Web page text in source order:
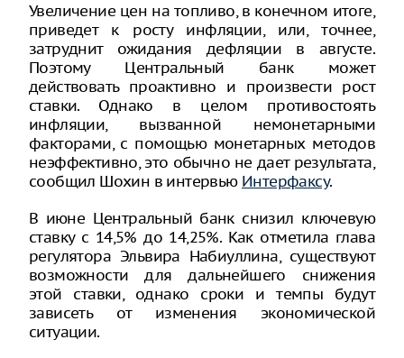
Увеличение цен на топливо, в конечном итоге,
приведет к росту инфляции, или, точнее,
затруднит ожидания дефляции в августе.
Поэтому Центральный банк может
действовать проактивно и произвести рост
ставки. Однако в целом противостоять
инфляции, вызванной немонетарными
факторами, с помощью монетарных методов
неэффективно, это обычно не дает результата,
сообщил Шохин в интервью Интерфаксу.
В июне Центральный банк снизил ключевую
ставку с 14,5% до 14,25%. Как отметила глава
регулятора Эльвира Набиуллина, существуют
возможности для дальнейшего снижения
этой ставки, однако сроки и темпы будут
зависеть от изменения экономической
ситуации.